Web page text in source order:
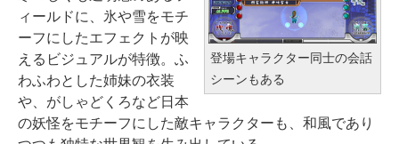
登場キャラクター同士の会話
シーンもある
ィールドに、氷や雪をモチ
ーフにしたエフェクトが映
えるビジュアルが特徴。ふ
わふわとした姉妹の衣装
や、がしゃどくろなど日本
の妖怪をモチーフにした敵キャラクターも、和風であり